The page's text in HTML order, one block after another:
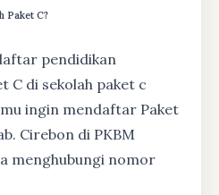
Paket C?
pendidikan
C di sekolah paket c
ingin mendaftar Paket
Cirebon di PKBM
menghubungi nomor